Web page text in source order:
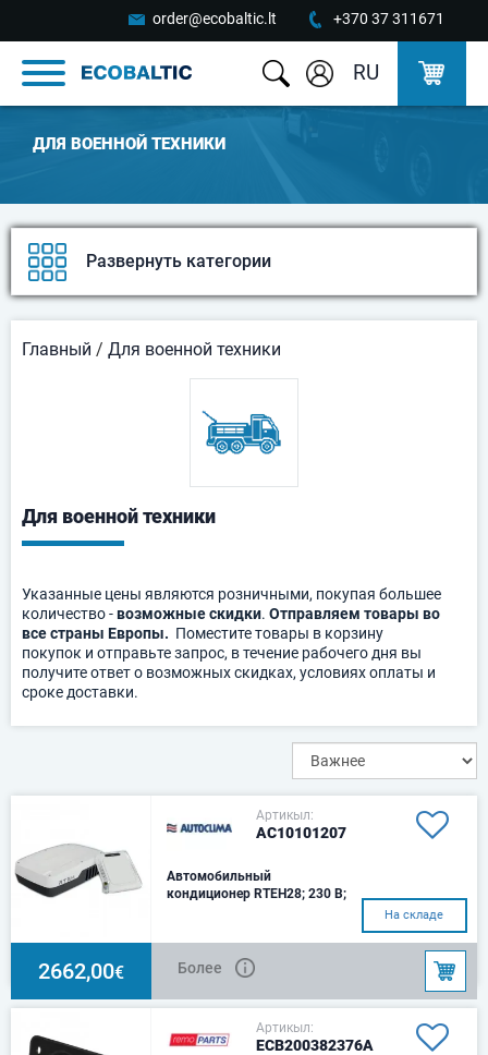
order@ecobaltic.lt +370 37 311671
RU
ДЛЯ ВОЕННОЙ ТЕХНИКИ
Развернуть категории
Главный / Для военной техники
Для военной техники
Указанные цены являются розничными, покупая большее
количество -возможные скидки. Отправляем товары во
все страны Европы. Поместите товары в корзину
покупок и отправьте запрос, в течение рабочего дня вы
получите ответ о возможных скидках, условиях оплаты и
сроке доставки.
Артикыл:
AC10101207
Автомобильный
кондиционер RTEH28; 230 В;
крыше)Хладагент:
R32Напряжение:
230В/1/50ГцХолодопроизводительность:
2700 ВтМощнос
На складе
2662,00€ Более
Артикыл:
ECB200382376A